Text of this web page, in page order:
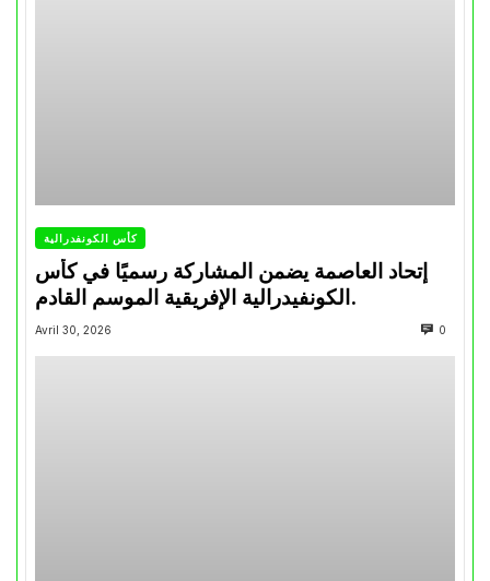
كأس الكونفدرالية
إتحاد العاصمة يضمن المشاركة رسميًا في كأس
الكونفيدرالية الإفريقية الموسم القادم.
Avril 30, 2026 0